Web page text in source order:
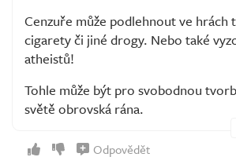
Cenzuře může podlehnout ve hrách
cigarety či jiné drogy. Nebo také
atheistů!
Tohle může být pro svobodnou
světě obrovská rána.
Odpovědět